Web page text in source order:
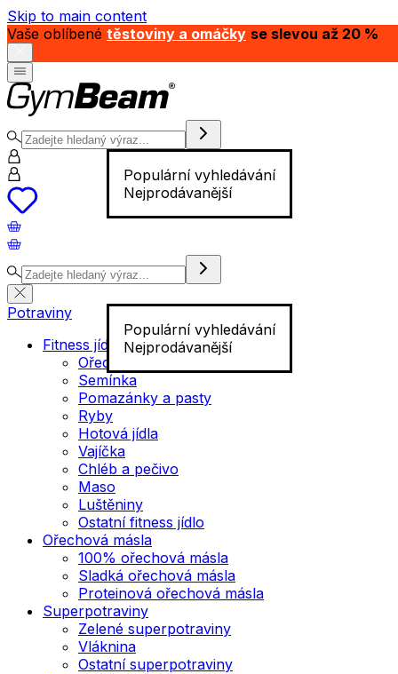
Skip to main content
Vaše oblíbené těstoviny a omáčky se slevou až 20 %
Populární vyhledávání
Nejprodávanější
Populární vyhledávání
Nejprodávanější
Potraviny
Fitness jídlo
Ořechy
Semínka
Pomazánky a pasty
Ryby
Hotová jídla
Vajíčka
Chléb a pečivo
Maso
Luštěniny
Ostatní fitness jídlo
Ořechová másla
100% ořechová másla
Sladká ořechová másla
Proteinová ořechová másla
Superpotraviny
Zelené superpotraviny
Vláknina
Ostatní superpotraviny